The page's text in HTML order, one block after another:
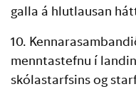
galla á hlutlausan
10.
menntastefnu í
skólastarfsins og